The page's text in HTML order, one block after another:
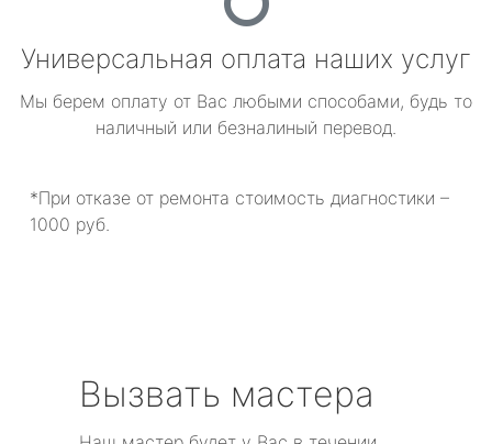
Универсальная оплата наших услуг
Мы берем оплату от Вас любыми способами, будь то
наличный или безналиный перевод.
*При отказе от ремонта стоимость диагностики –
1000 руб.
Вызвать мастера